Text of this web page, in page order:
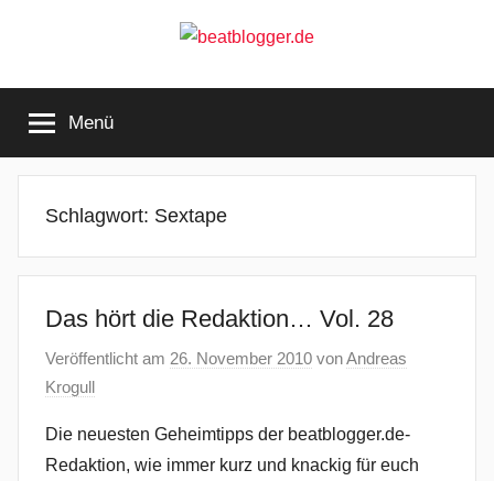
beatblogger.de
the
beat
goes
Menü
Schlagwort: Sextape
Das hört die Redaktion… Vol. 28
Veröffentlicht am 26. November 2010 vonAndreas
Krogull
Die neuesten Geheimtipps der beatblogger.de-
Redaktion, wie immer kurz und knackig für euch